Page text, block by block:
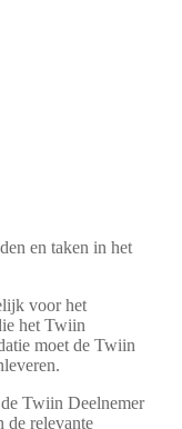
en taken in het
voor het
het Twiin
moet de Twiin
Twiin Deelnemer
de relevante